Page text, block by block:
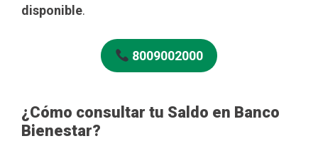
disponible.
8009002000
¿Cómo consultar tu Saldo en Banco
Bienestar?